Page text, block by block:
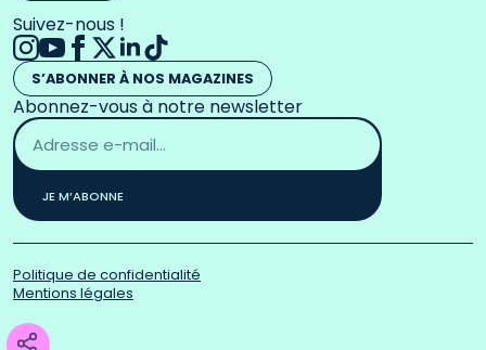
Suivez-nous !
S’ABONNER À NOS MAGAZINES
Abonnez-vous à notre newsletter
Adresse
email
*
JE M’ABONNE
Politique de confidentialité
Mentions légales